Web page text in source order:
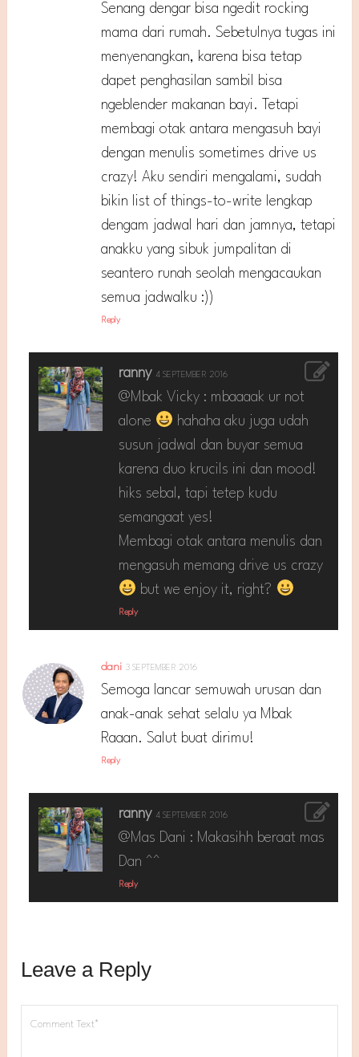
Senang dengar bisa ngedit rocking
mama dari rumah. Sebetulnya tugas ini
menyenangkan, karena bisa tetap
dapet penghasilan sambil bisa
ngeblender makanan bayi. Tetapi
membagi otak antara mengasuh bayi
dengan menulis sometimes drive us
crazy! Aku sendiri mengalami, sudah
bikin list of things-to-write lengkap
dengam jadwal hari dan jamnya, tetapi
anakku yang sibuk jumpalitan di
seantero runah seolah mengacaukan
semua jadwalku :))
Reply
ranny 4 SEPTEMBER 2016
@Mbak Vicky : mbaaaak ur not
alone
hahaha aku juga udah
susun jadwal dan buyar semua
karena duo krucils ini dan mood!
hiks sebal, tapi tetep kudu
semangaat yes!
Membagi otak antara menulis dan
mengasuh memang drive us crazy
but we enjoy it, right?
Reply
dani 3 SEPTEMBER 2016
Semoga lancar semuwah urusan dan
anak-anak sehat selalu ya Mbak
Raaan. Salut buat dirimu!
Reply
ranny 4 SEPTEMBER 2016
@Mas Dani : Makasihh beraat mas
Dan ^^
Reply
Leave a Reply